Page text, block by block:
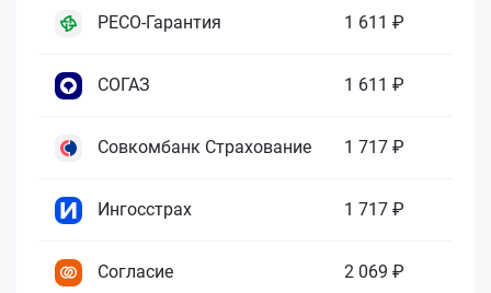
РЕСО-Гарантия 1 611 ₽
СОГАЗ 1 611 ₽
Совкомбанк Страхование 1 717 ₽
Ингосстрах 1 717 ₽
Согласие 2 069 ₽